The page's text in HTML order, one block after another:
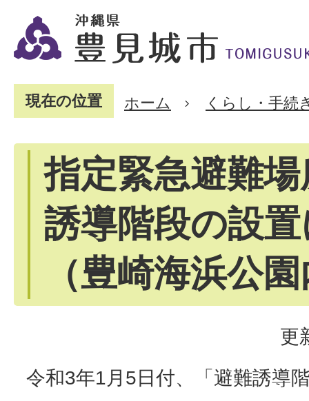
現在の位置 ホーム くらし・手続
指定緊急避難
誘導階段の設
（豊崎海浜公
更
令和3年1月5日付、「避難誘導